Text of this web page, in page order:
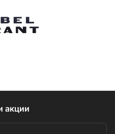
акции